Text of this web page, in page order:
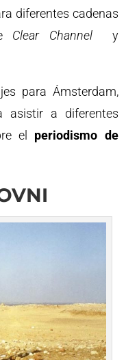
diferentes cadenas
Clear Channely
para Ámsterdam,
asistir a diferentes
el periodismo de